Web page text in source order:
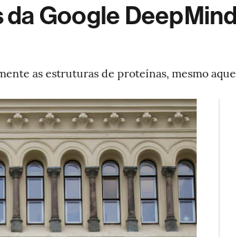
Google
as estruturas de proteínas, mesmo